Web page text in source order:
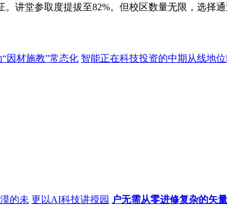
讲堂参取度提拔至82%。但校区数量无限，选择通
“因材施教”常态化 智能正在科技投资的中期从线地
的未 更以AI科技讲授园 户无需从零进修复杂的矢